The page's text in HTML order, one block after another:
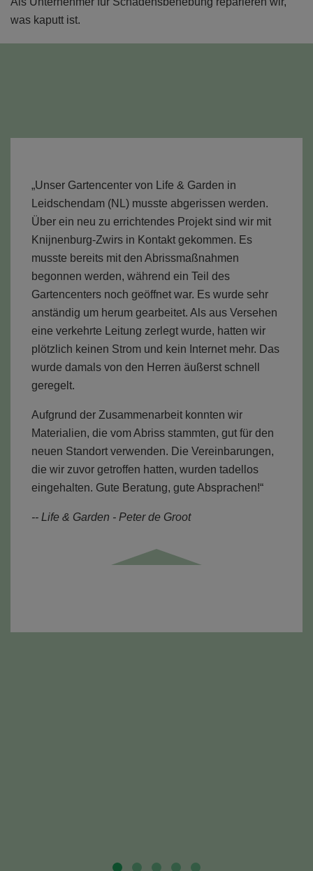
was kaputt ist.
„Unser Gartencenter von Life & Garden in
Leidschendam (NL) musste abgerissen werden.
Über ein neu zu errichtendes Projekt sind wir mit
Knijnenburg-Zwirs in Kontakt gekommen. Es
musste bereits mit den Abrissmaßnahmen
begonnen werden, während ein Teil des
Gartencenters noch geöffnet war. Es wurde sehr
anständig um herum gearbeitet. Als aus Versehen
eine verkehrte Leitung zerlegt wurde, hatten wir
plötzlich keinen Strom und kein Internet mehr. Das
wurde damals von den Herren äußerst schnell
geregelt.
Aufgrund der Zusammenarbeit konnten wir
Materialien, die vom Abriss stammten, gut für den
neuen Standort verwenden. Die Vereinbarungen,
die wir zuvor getroffen hatten, wurden tadellos
eingehalten. Gute Beratung, gute Absprachen!“
-- Life & Garden - Peter de Groot